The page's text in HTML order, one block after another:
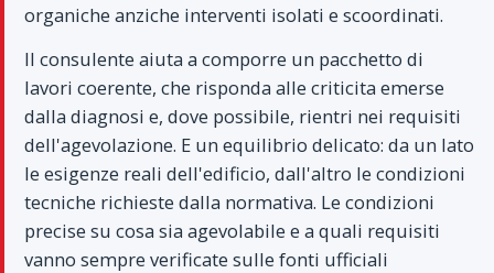
organiche anziche interventi isolati e scoordinati.
Il consulente aiuta a comporre un pacchetto di
lavori coerente, che risponda alle criticita emerse
dalla diagnosi e, dove possibile, rientri nei requisiti
dell'agevolazione. E un equilibrio delicato: da un lato
le esigenze reali dell'edificio, dall'altro le condizioni
tecniche richieste dalla normativa. Le condizioni
precise su cosa sia agevolabile e a quali requisiti
vanno sempre verificate sulle fonti ufficiali